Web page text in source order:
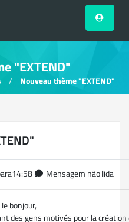
"EXTEND"
Nouveau thème "EXTEND"
Mensagem não lida
bonjour,
des gens motivés pour la